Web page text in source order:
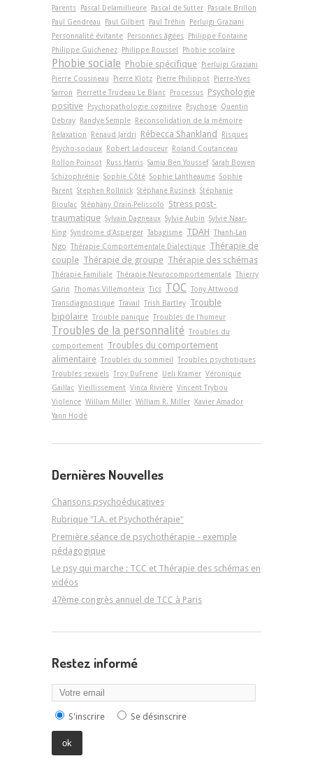
Parents Pascal Delamillieure Pascal de Sutter Pascale Brillon
Paul Gendreau
Paul Gilbert Paul Tréhin
Perluigi Graziani
Personnalité évitante Personnes âgées Philippe Fontaine
Philippe Guichenez Philippe Roussel Phobie scolaire
Phobie sociale Phobie spécifique Pierluigi Graziani
Pierre Cousineau
Pierre Klotz Pierre Philippot Pierre-Yves
Sarron
Pierrette Trudeau Le Blanc Processus Psychologie
positive Psychopathologie cognitive Psychose Quentin
Debray Randye Semple Reconsolidation de la mémoire
Relaxation
Renaud Jardri Rébecca Shankland
Risques
Psycho-sociaux Robert Ladouceur Roland Coutanceau
Rollon Poinsot Russ Harris Samia Ben Youssef Sarah Bowen
Schizophrénie Sophie Côté Sophie Lantheaume Sophie
Parent Stephen Rollnick Stéphane Rusinek Stéphanie
Bioulac Stéphany Orain-Pelissolo
Stress post-
traumatique Sylvain Dagneaux Sylvie Aubin Sylvie Naar-
King Syndrome d'Asperger Tabagisme TDAH Thanh-Lan
Ngo Thérapie Comportementale Dialectique Thérapie de
couple Thérapie de groupe Thérapie des schémas
Thérapie Familiale Thérapie Neurocomportementale Thierry
Garin Thomas Villemonteix Tics TOC Tony Attwood
Transdiagnostique Travail Trish Bartley Trouble
bipolaire Trouble panique Troubles de l'humeur
Troubles de la personnalité Troubles du
comportement Troubles du comportement
alimentaire Troubles du sommeil Troubles psychotiques
Troubles sexuels Troy DuFrene Ueli Kramer Véronique
Gaillac Vieillissement Vinca Rivière Vincent Trybou
Violence William Miller William R. Miller Xavier Amador
Yann Hodé
Dernières Nouvelles
Chansons psychoéducatives
Rubrique "I.A. et Psychothérapie"
Première séance de psychothérapie - exemple
pédagogique
Le psy qui marche : TCC et Thérapie des schémas en
vidéos
47ème congrès annuel de TCC à Paris
Restez informé
S'inscrire Se désinscrire